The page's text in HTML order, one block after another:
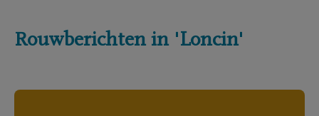
Rouwberichten in 'Loncin'